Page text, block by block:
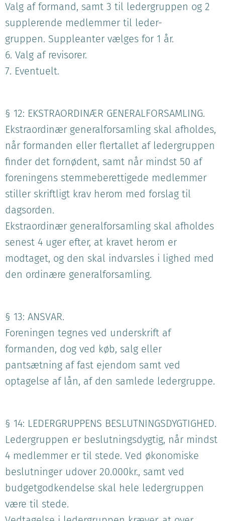
Valg af formand, samt 3 til ledergruppen og 2
supplerende medlemmer til leder-
gruppen. Suppleanter vælges for 1 år.
6. Valg af revisorer.
7. Eventuelt.
§ 12: EKSTRAORDINÆR GENERALFORSAMLING.
Ekstraordinær generalforsamling skal afholdes,
når formanden eller flertallet af ledergruppen
finder det fornødent, samt når mindst 50 af
foreningens stemmeberettigede medlemmer
stiller skriftligt krav herom med forslag til
dagsorden.
Ekstraordinær generalforsamling skal afholdes
senest 4 uger efter, at kravet herom er
modtaget, og den skal indvarsles i lighed med
den ordinære generalforsamling.
§ 13: ANSVAR.
Foreningen tegnes ved underskrift af
formanden, dog ved køb, salg eller
pantsætning af fast ejendom samt ved
optagelse af lån, af den samlede ledergruppe.
§ 14: LEDERGRUPPENS BESLUTNINGSDYGTIGHED.
Ledergruppen er beslutningsdygtig, når mindst
4 medlemmer er til stede. Ved økonomiske
beslutninger udover 20.000kr., samt ved
budgetgodkendelse skal hele ledergruppen
være til stede.